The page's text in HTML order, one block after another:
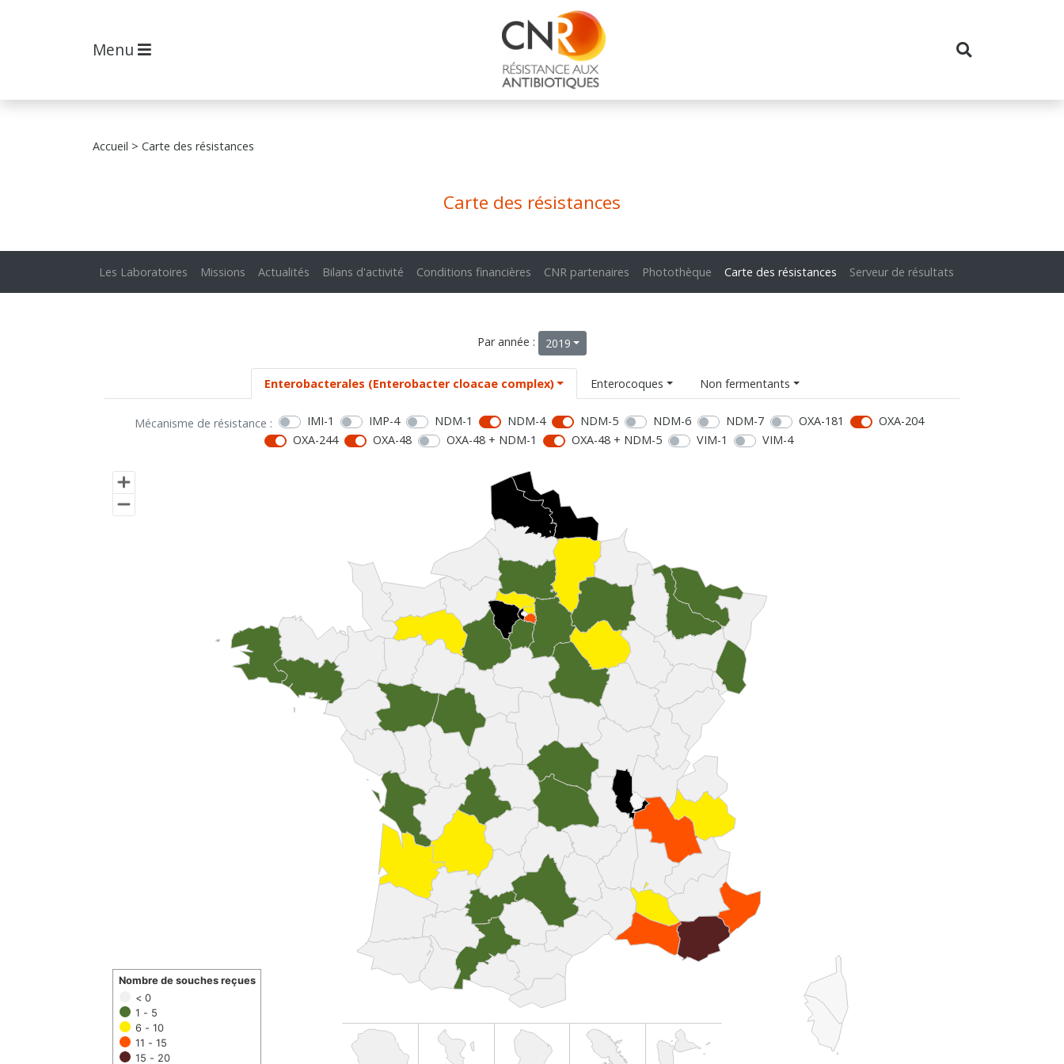
Menu
Accueil > Carte des résistances
Carte des résistances
Les Laboratoires Missions Actualités Bilans d'activité Conditions financières CNR partenaires Photothèque Carte des résistances Serveur de résultats
Par année : 2019
Enterobacterales (Enterobacter cloacae complex) Enterocoques Non fermentants
Mécanisme de résistance : IMI-1 IMP-4 NDM-1 NDM-4 NDM-5 NDM-6 NDM-7 OXA-181
OXA-204
OXA-244
OXA-48 OXA-48 + NDM-1 OXA-48 + NDM-5 VIM-1 VIM-4
< 0
1 - 5
6 - 10
11 - 15
15 - 20
Nombre de souches reçues